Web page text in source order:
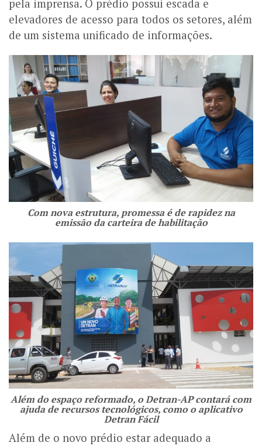
pela imprensa. O prédio possui escada e
elevadores de acesso para todos os setores, além
de um sistema unificado de informações.
Com nova estrutura, promessa é de rapidez na
emissão da carteira de habilitação
Além do espaço reformado, o Detran-AP contará com
ajuda de recursos tecnológicos, como o aplicativo
Detran Fácil
Além de o novo prédio estar adequado a